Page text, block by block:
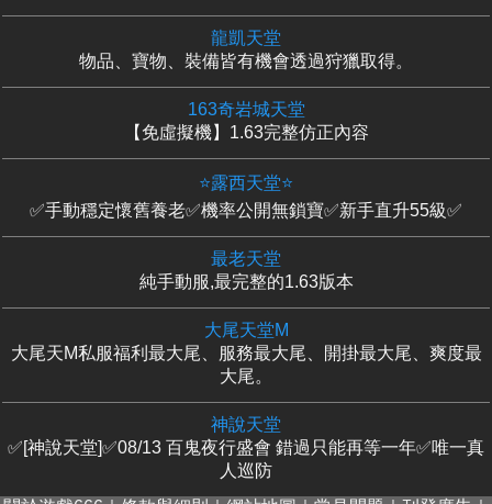
龍凱天堂
物品、寶物、裝備皆有機會透過狩獵取得。
163奇岩城天堂
【免虛擬機】1.63完整仿正內容
⭐露西天堂⭐
✅手動穩定懷舊養老✅機率公開無鎖寶✅新手直升55級✅
最老天堂
純手動服,最完整的1.63版本
大尾天堂M
大尾天M私服福利最大尾、服務最大尾、開掛最大尾、爽度最
大尾。
神說天堂
✅[神說天堂]✅08/13 百鬼夜行盛會 錯過只能再等一年✅唯一真
人巡防